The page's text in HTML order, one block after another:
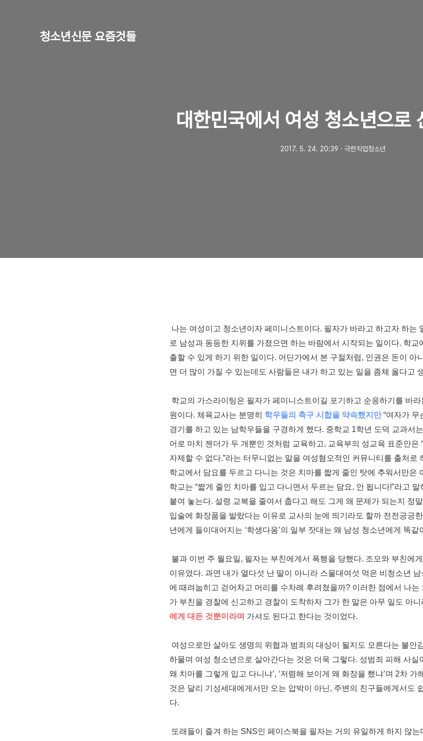
청소년신문 요즘것들
대한민국에서 여성 청소년으로
2017. 5. 24. 20:39 ㆍ 극한직업청소년
나는 여성이고 청소년이자 페미니스트이다. 필자가 바라고 하고자 하는
로 남성과 동등한 지위를 가졌으면 하는 바람에서 시작되는 일이다. 학교
출할 수 있게 하기 위한 일이다. 어딘가에서 본 구절처럼, 인권은 돈이 아
면 더 많이 가질 수 있는데도 사람들은 내가 하고 있는 일을 좀체 옳다고
학교의 가스라이팅은 필자가 페미니스트이길 포기하고 순응하기를 바
원이다. 체육교사는 분명히 학우들의 축구 시합을 약속했지만 “여자가 무
경기를 하고 있는 남학우들을 구경하게 했다. 중학교 1학년 도덕 교과서는
어로 마치 젠더가 두 개뿐인 것처럼 교육하고, 교육부의 성교육 표준안은 “
자제할 수 없다.”라는 터무니없는 말을 여성혐오적인 커뮤니티를 출처로
학교에서 담요를 두르고 다니는 것은 치마를 짧게 줄인 탓에 추워서만은
학교는 “짧게 줄인 치마를 입고 다니면서 두르는 담요, 안 됩니다!”라고 말
붙여 놓는다. 설령 교복을 줄여서 춥다고 해도 그게 왜 문제가 되는지 정
입술에 화장품을 발랐다는 이유로 교사의 눈에 띄기라도 할까 전전긍긍
년에게 들이대어지는 ‘학생다움’의 일부 잣대는 왜 남성 청소년에게 똑같
불과 이번 주 월요일, 필자는 부친에게서 폭행을 당했다. 조모와 부친에
이유였다. 과연 내가 열다섯 난 딸이 아니라 스물대여섯 먹은 비청소년
에 때려눕히고 걷어차고 머리를 수차례 후려쳤을까? 이러한 점에서 나는
가 부친을 경찰에 신고하고 경찰이 도착하자 그가 한 말은 아무 일도 아니
에게 대든 것뿐이라며 가셔도 된다고 한다는 것이었다.
여성으로만 살아도 생명의 위협과 범죄의 대상이 될지도 모른다는 불안
하물며 여성 청소년으로 살아간다는 것은 더욱 그렇다. 성범죄 피해 사실
왜 치마를 그렇게 입고 다니냐’, ‘저렴해 보이게 왜 화장을 했냐’며 2차 가
것은 달리 기성세대에게서만 오는 압박이 아닌, 주변의 친구들에게서도
다.
또래들이 즐겨 하는 SNS인 페이스북을 필자는 거의 유일하게 하지 않는